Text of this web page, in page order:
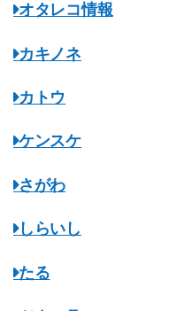
オタレコ情報
カキノネ
カトウ
ケンスケ
さがわ
しらいし
たる